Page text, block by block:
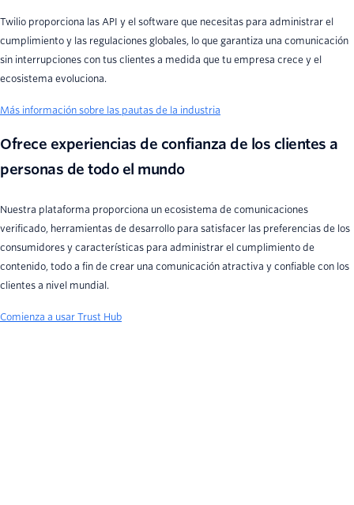
Twilio proporciona las API y el software que necesitas para administrar el
cumplimiento y las regulaciones globales, lo que garantiza una comunicación
sin interrupciones con tus clientes a medida que tu empresa crece y el
ecosistema evoluciona.
Más información sobre las pautas de la industria
Ofrece experiencias de confianza de los clientes a
personas de todo el mundo
Nuestra plataforma proporciona un ecosistema de comunicaciones
verificado, herramientas de desarrollo para satisfacer las preferencias de los
consumidores y características para administrar el cumplimiento de
contenido, todo a fin de crear una comunicación atractiva y confiable con los
clientes a nivel mundial.
Comienza a usar Trust Hub